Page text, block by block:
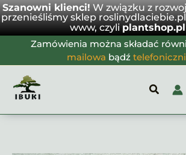
Szanowni klienci!W związku z
przenieśliśmy sklep
www, czyli
PrzejdźZamówienia można składać
mailowa bądź
Elegans